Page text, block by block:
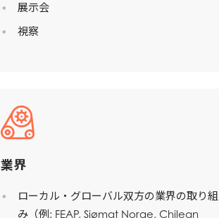
Mowi Germany
展示会
視察
業界
ローカル・グローバル双方の業界の取り組
み（例: FEAP, Sjømat Norge, Chilean